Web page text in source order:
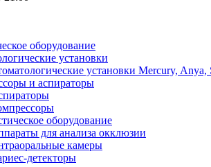
оборудование
установки
установки Mercury, Anya,
и аспираторы
оборудование
для анализа окклюзии
камеры
детекторы